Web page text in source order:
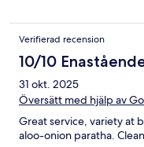
Verifierad recension
10/10
31 okt. 2025
Översätt med hjälp av
Great service, variety at
aloo-onion paratha.